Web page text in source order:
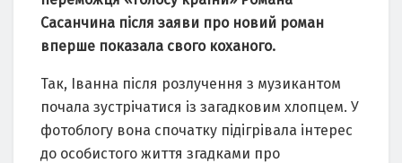
Сасанчина після заяви про новий роман
вперше показала свого коханого.
Так, Іванна після розлучення з музикантом
почала зустрічатися із загадковим хлопцем. У
фотоблогу вона спочатку підігрівала інтерес
до особистого життя згадками про